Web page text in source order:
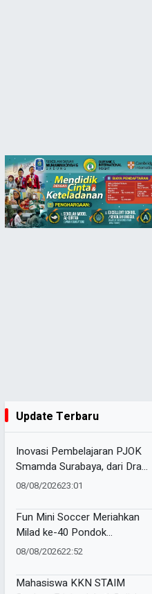
Update Terbaru
Inovasi Pembelajaran PJOK
Smamda Surabaya, dari Draf
2019 hingga Lahirkan Modul
08/08/202623:01
Fun Mini Soccer Meriahkan
Milad ke-40 Pondok
Pesantren Al-Ishlah
08/08/202622:52
Mahasiswa KKN STAIM